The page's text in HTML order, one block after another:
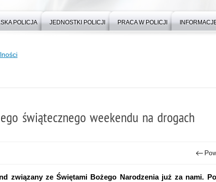
POLICJA JEDNOSTKI POLICJI PRACA W POLICJI
świątecznego weekendu na drogach
związany ze Świętami Bożego Narodzenia już za nami.